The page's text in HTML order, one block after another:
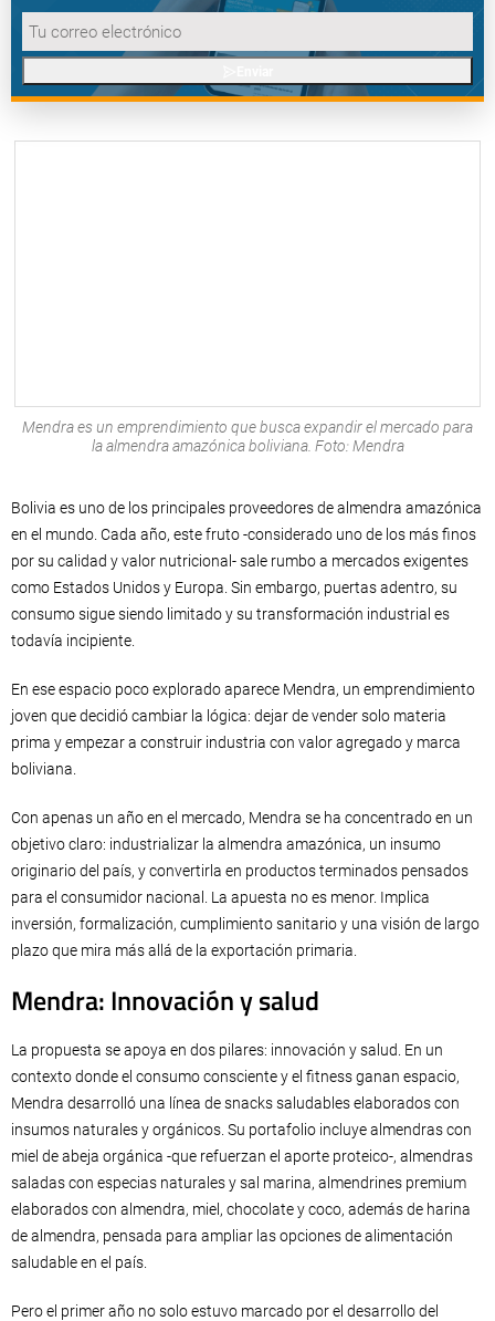
Mendra es un emprendimiento que busca expandir el mercado para
la almendra amazónica boliviana. Foto: Mendra
Bolivia es uno de los principales proveedores de almendra amazónica
en el mundo. Cada año, este fruto -considerado uno de los más finos
por su calidad y valor nutricional- sale rumbo a mercados exigentes
como Estados Unidos y Europa. Sin embargo, puertas adentro, su
consumo sigue siendo limitado y su transformación industrial es
todavía incipiente.
En ese espacio poco explorado aparece Mendra, un emprendimiento
joven que decidió cambiar la lógica: dejar de vender solo materia
prima y empezar a construir industria con valor agregado y marca
boliviana.
Con apenas un año en el mercado, Mendra se ha concentrado en un
objetivo claro: industrializar la almendra amazónica, un insumo
originario del país, y convertirla en productos terminados pensados
para el consumidor nacional. La apuesta no es menor. Implica
inversión, formalización, cumplimiento sanitario y una visión de largo
plazo que mira más allá de la exportación primaria.
Mendra: Innovación y salud
La propuesta se apoya en dos pilares: innovación y salud. En un
contexto donde el consumo consciente y el fitness ganan espacio,
Mendra desarrolló una línea de snacks saludables elaborados con
insumos naturales y orgánicos. Su portafolio incluye almendras con
miel de abeja orgánica -que refuerzan el aporte proteico-, almendras
saladas con especias naturales y sal marina, almendrines premium
elaborados con almendra, miel, chocolate y coco, además de harina
de almendra, pensada para ampliar las opciones de alimentación
saludable en el país.
Pero el primer año no solo estuvo marcado por el desarrollo del